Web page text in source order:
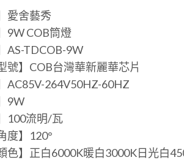
愛舍藝秀
9W COB筒燈
AS-TDCOB-9W
號】COB台灣華新麗華芯片
AC85V-264V50HZ-60HZ
9W
100流明/瓦
度】120°
色】正白6000K暖白3000K日光白